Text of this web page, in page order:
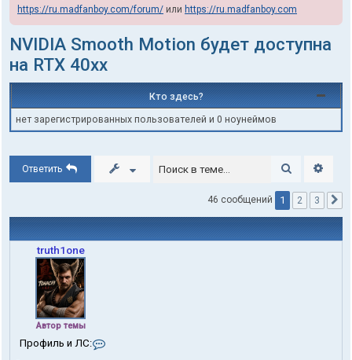
https://ru.madfanboy.com/forum/ или https://ru.madfanboy.com
NVIDIA Smooth Motion будет доступна
на RTX 40xx
Кто здесь?
нет зарегистрированных пользователей и 0 ноунеймов
Ответить Поиск
46 сообщений 1 2 3
truth1one
Автор темы
Профиль и ЛС: